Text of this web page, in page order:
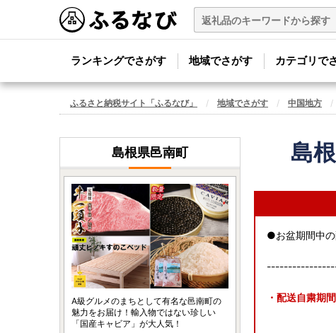
ランキングでさがす 地域でさがす カテゴリで
ふるさと納税サイト「ふるなび」 地域でさがす 中国地方
島
●お盆期間中
・配送自粛期
島根県邑南町
A級グルメのまちとして有名な邑南町の
魅力をお届け！輸入物ではない珍しい
「国産キャビア」が大人気！